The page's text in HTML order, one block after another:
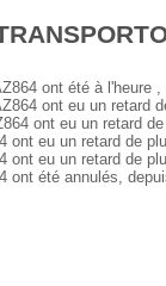
ont été à l'heure
ont eu un retard
ont eu un retard
ont eu un retard de
ont eu un retard de
ont été annulés,